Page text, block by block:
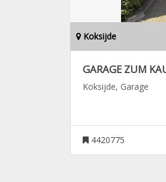
Koksijde
GARAGE ZUM
Koksijde, Garage
4420775